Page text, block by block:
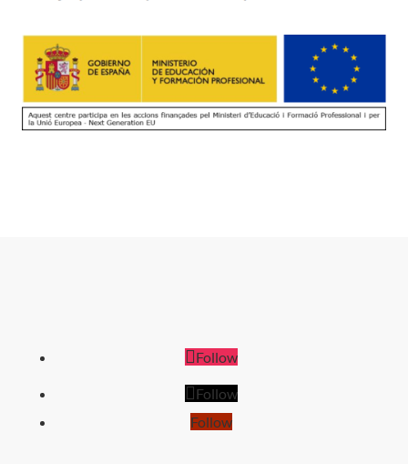
Follow
Follow
Follow